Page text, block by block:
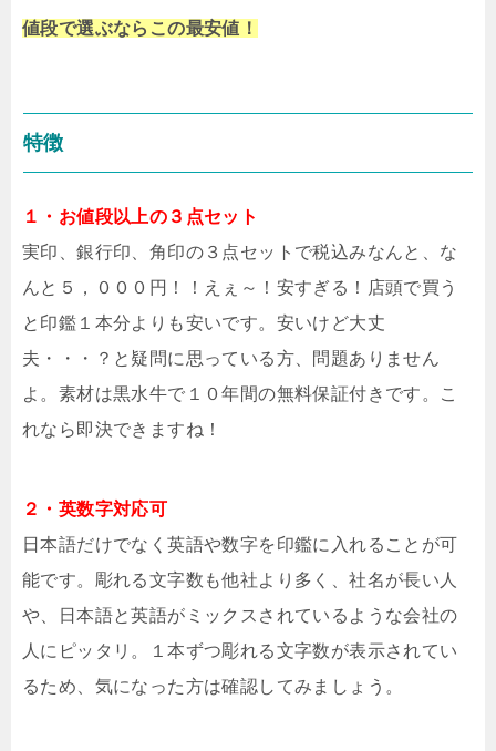
値段で選ぶならこの最安値！
特徴
１・お値段以上の３点セット
実印、銀行印、角印の３点セットで税込みなんと、な
んと５，０００円！！えぇ～！安すぎる！店頭で買う
と印鑑１本分よりも安いです。安いけど大丈
夫・・・？と疑問に思っている方、問題ありません
よ。素材は黒水牛で１０年間の無料保証付きです。こ
れなら即決できますね！
２・英数字対応可
日本語だけでなく英語や数字を印鑑に入れることが可
能です。彫れる文字数も他社より多く、社名が長い人
や、日本語と英語がミックスされているような会社の
人にピッタリ。１本ずつ彫れる文字数が表示されてい
るため、気になった方は確認してみましょう。